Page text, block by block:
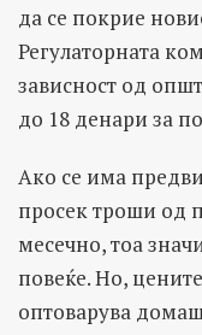
да се покрие
Регулаторната
зависност од
до 18 денари за
Ако се има
просек троши од
месечно, тоа
повеќе. Но,
оптоварува